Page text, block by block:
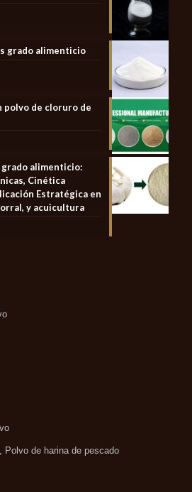
grado alimenticio
polvo de cloruro de
alimenticio:
Cinética
Estratégica en
y acuicultura
Polvo de harina de pescado